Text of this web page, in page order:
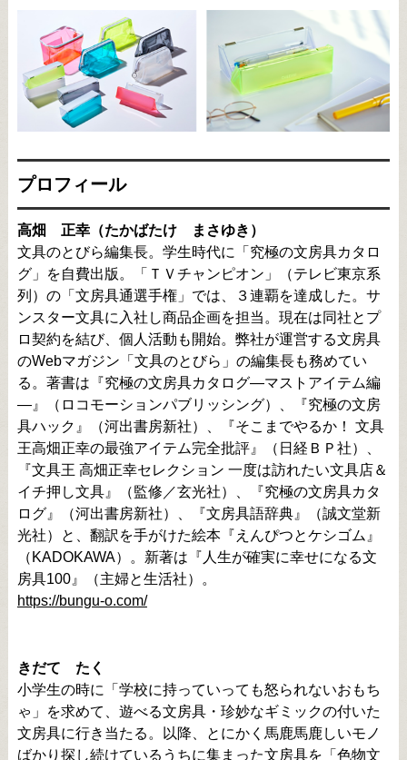
プロフィール
高畑 正幸（たかばたけ まさゆき）
文具のとびら編集長。学生時代に「究極の文房具カタロ
グ」を自費出版。「ＴＶチャンピオン」（テレビ東京系
列）の「文房具通選手権」では、３連覇を達成した。サ
ンスター文具に入社し商品企画を担当。現在は同社とプ
ロ契約を結び、個人活動も開始。弊社が運営する文房具
のWebマガジン「文具のとびら」の編集長も務めてい
る。著書は『究極の文房具カタログ―マストアイテム編
―』（ロコモーションパブリッシング）、『究極の文房
具ハック』（河出書房新社）、『そこまでやるか！ 文具
王高畑正幸の最強アイテム完全批評』（日経ＢＰ社）、
『文具王 高畑正幸セレクション 一度は訪れたい文具店＆
イチ押し文具』（監修／玄光社）、『究極の文房具カタ
ログ』（河出書房新社）、『文房具語辞典』（誠文堂新
光社）と、翻訳を手がけた絵本『えんぴつとケシゴム』
（KADOKAWA）。新著は『人生が確実に幸せになる文
房具100』（主婦と生活社）。
https://bungu-o.com/
きだて たく
小学生の時に「学校に持っていっても怒られないおもち
ゃ」を求めて、遊べる文房具・珍妙なギミックの付いた
文房具に行き当たる。以降、とにかく馬鹿馬鹿しいモノ
ばかり探し続けているうちに集まった文房具を「色物文